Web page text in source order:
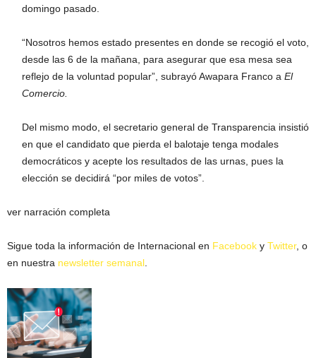
domingo pasado.
​“Nosotros hemos estado presentes en donde se recogió el voto,
desde las 6 de la mañana, para asegurar que esa mesa sea
reflejo de la voluntad popular”, subrayó Awapara Franco a El
Comercio.
Del mismo modo, el secretario general de Transparencia insistió
en que el candidato que pierda el balotaje tenga modales
democráticos y acepte los resultados de las urnas, pues la
elección se decidirá “por miles de votos”.
ver narración completa
Sigue toda la información de Internacional en Facebook y Twitter, o
en nuestra newsletter semanal